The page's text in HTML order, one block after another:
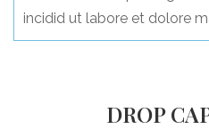
incidid ut labore et dolore
DROP